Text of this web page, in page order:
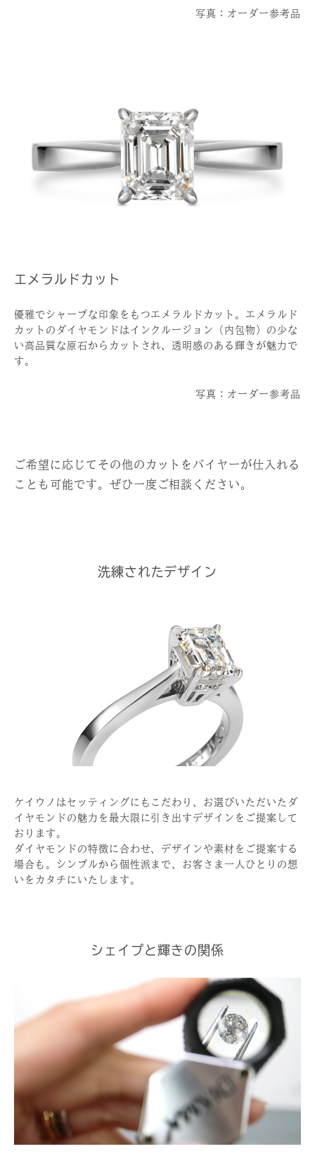
写真：オーダー参考品
エメラルドカット
優雅でシャープな印象をもつエメラルドカット。エメラルド
カットのダイヤモンドはインクルージョン（内包物）の少な
い高品質な原石からカットされ、透明感のある輝きが魅力で
す。
写真：オーダー参考品
ご希望に応じてその他のカットをバイヤーが仕入れる
ことも可能です。ぜひ一度ご相談ください。
洗練されたデザイン
ケイウノはセッティングにもこだわり、お選びいただいたダ
イヤモンドの魅力を最大限に引き出すデザインをご提案して
おります。
ダイヤモンドの特徴に合わせ、デザインや素材をご提案する
場合も。シンプルから個性派まで、お客さま一人ひとりの想
いをカタチにいたします。
シェイプと輝きの関係